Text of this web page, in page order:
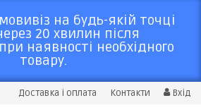
на будь-якій точці
20 хвилин після
наявності необхідного
товару.
Доставка і оплата Контакти Вхід